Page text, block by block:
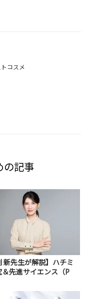
コスメ
の記事
新先生が解説】ハチミ
＆先進サイエンス（P